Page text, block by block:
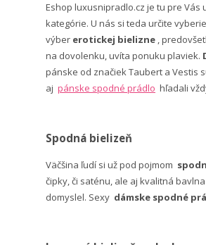
Eshop luxusnipradlo.cz je tu pre Vás
kategórie. U nás si teda určite
výber erotickej bielizne ,
na dovolenku, uvíta ponuku plaviek.
pánske od značiek Taubert a Vestis
aj pánske spodné prádlo hľadali
Spodná bielizeň
Väčšina ľudí si už pod pojmom
čipky, či saténu, ale aj kvalitná
domyslel. Sexy dámske spodné